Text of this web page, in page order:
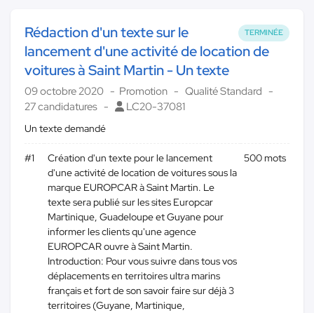
TERMINÉE
Rédaction d'un texte sur le
lancement d'une activité de location de
voitures à Saint Martin - Un texte
09 octobre 2020 Promotion
Qualité Standard
27 candidatures
LC20-37081
Un texte demandé
#1
Création d'un texte pour le lancement
d'une activité de location de voitures sous la
marque EUROPCAR à Saint Martin. Le
texte sera publié sur les sites Europcar
Martinique, Guadeloupe et Guyane pour
informer les clients qu'une agence
EUROPCAR ouvre à Saint Martin.
Introduction: Pour vous suivre dans tous vos
déplacements en territoires ultra marins
français et fort de son savoir faire sur déjà 3
territoires (Guyane, Martinique,
500 mots